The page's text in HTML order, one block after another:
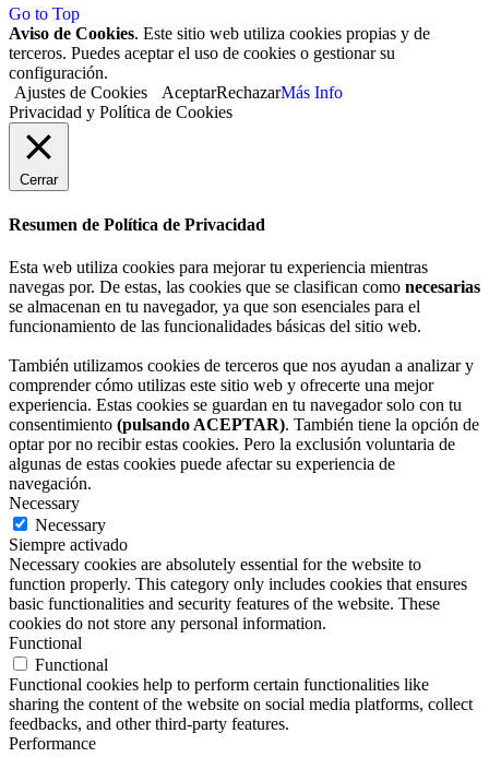
Go to Top
Aviso de Cookies. Este sitio web utiliza cookies propias y de
terceros. Puedes aceptar el uso de cookies o gestionar su
configuración.
Ajustes de Cookies
AceptarRechazarMás Info
Privacidad y Política de Cookies
Cerrar
Resumen de Política de Privacidad
Esta web utiliza cookies para mejorar tu experiencia mientras
navegas por. De estas, las cookies que se clasifican como necesarias
se almacenan en tu navegador, ya que son esenciales para el
funcionamiento de las funcionalidades básicas del sitio web.
También utilizamos cookies de terceros que nos ayudan a analizar y
comprender cómo utilizas este sitio web y ofrecerte una mejor
experiencia. Estas cookies se guardan en tu navegador solo con tu
consentimiento (pulsando ACEPTAR). También tiene la opción de
optar por no recibir estas cookies. Pero la exclusión voluntaria de
algunas de estas cookies puede afectar su experiencia de
navegación.
Necessary
Necessary
Siempre activado
Necessary cookies are absolutely essential for the website to
function properly. This category only includes cookies that ensures
basic functionalities and security features of the website. These
cookies do not store any personal information.
Functional
Functional
Functional cookies help to perform certain functionalities like
sharing the content of the website on social media platforms, collect
feedbacks, and other third-party features.
Performance